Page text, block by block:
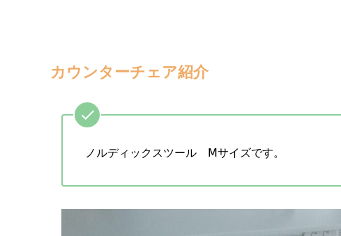
カウンターチェア紹介
ノルディックスツール Ⅿサイズです。